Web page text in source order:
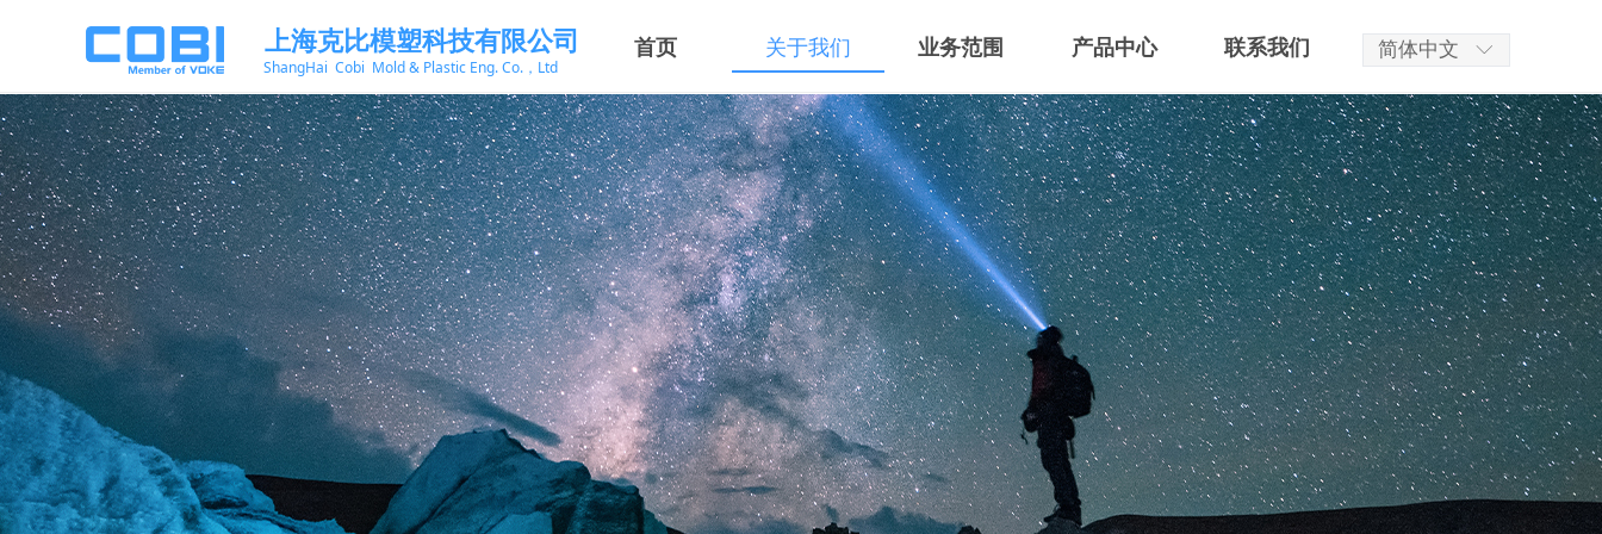
首页 关于我们 业务范围 产品中心 联系我们 ꀅ
简体中文
上海克比模塑科技有限公司
ShangHai Cobi Mold & Plastic Eng. Co.，Ltd